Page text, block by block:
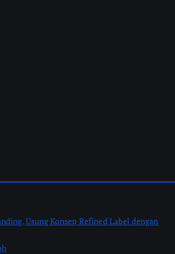
Usung Konsep Refined Label dengan